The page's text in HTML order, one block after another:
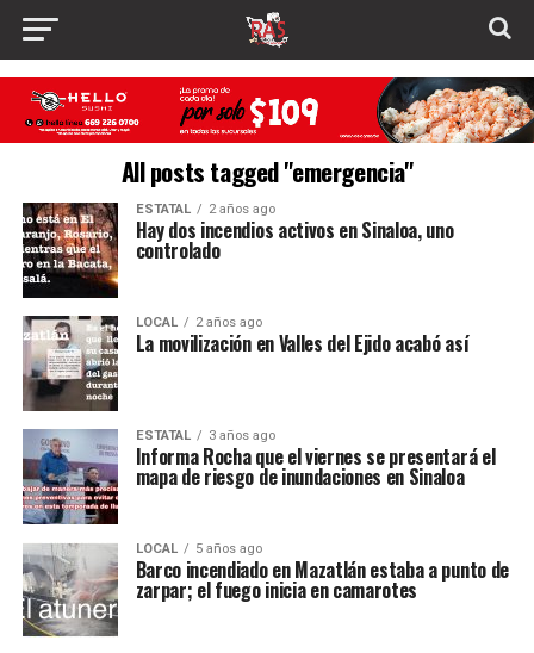
All posts tagged "emergencia"
ESTATAL 2 años ago
Hay dos incendios activos en Sinaloa, uno
controlado
LOCAL 2 años ago
La movilización en Valles del Ejido acabó así
ESTATAL 3 años ago
Informa Rocha que el viernes se presentará el
mapa de riesgo de inundaciones en Sinaloa
LOCAL 5 años ago
Barco incendiado en Mazatlán estaba a punto de
zarpar; el fuego inicia en camarotes